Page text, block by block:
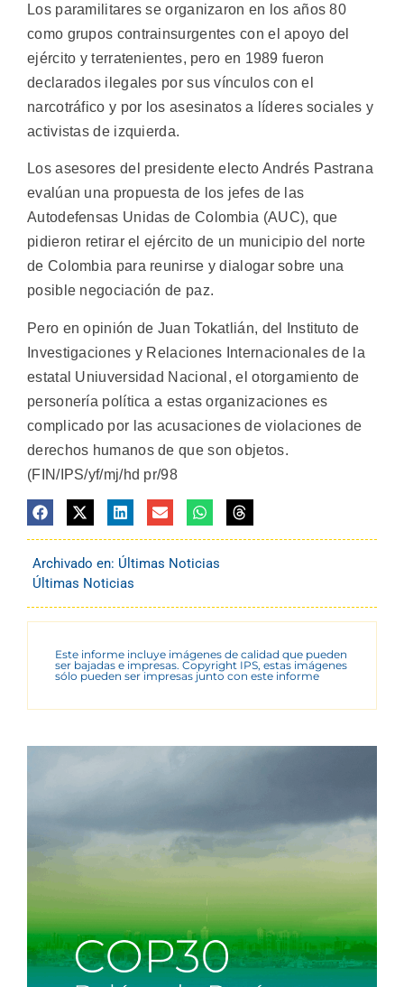
Los paramilitares se organizaron en los años 80
como grupos contrainsurgentes con el apoyo del
ejército y terratenientes, pero en 1989 fueron
declarados ilegales por sus vínculos con el
narcotráfico y por los asesinatos a líderes sociales y
activistas de izquierda.
Los asesores del presidente electo Andrés Pastrana
evalúan una propuesta de los jefes de las
Autodefensas Unidas de Colombia (AUC), que
pidieron retirar el ejército de un municipio del norte
de Colombia para reunirse y dialogar sobre una
posible negociación de paz.
Pero en opinión de Juan Tokatlián, del Instituto de
Investigaciones y Relaciones Internacionales de la
estatal Uniuversidad Nacional, el otorgamiento de
personería política a estas organizaciones es
complicado por las acusaciones de violaciones de
derechos humanos de que son objetos.
(FIN/IPS/yf/mj/hd pr/98
Archivado en: Últimas Noticias
Últimas Noticias
Este informe incluye imágenes de calidad que pueden
ser bajadas e impresas. Copyright IPS, estas imágenes
sólo pueden ser impresas junto con este informe